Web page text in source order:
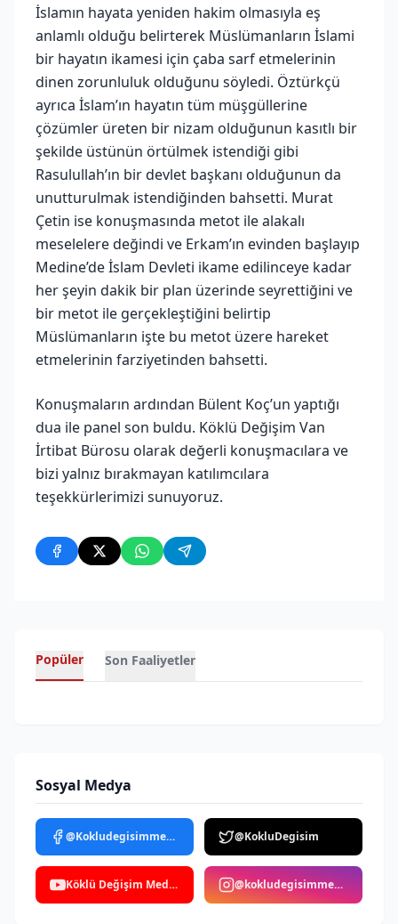
İslamın hayata yeniden hakim olmasıyla eş
anlamlı olduğu belirterek Müslümanların İslami
bir hayatın ikamesi için çaba sarf etmelerinin
dinen zorunluluk olduğunu söyledi. Öztürkçü
ayrıca İslam’ın hayatın tüm müşgüllerine
çözümler üreten bir nizam olduğunun kasıtlı bir
şekilde üstünün örtülmek istendiği gibi
Rasulullah’ın bir devlet başkanı olduğunun da
unutturulmak istendiğinden bahsetti. Murat
Çetin ise konuşmasında metot ile alakalı
meselelere değindi ve Erkam’ın evinden başlayıp
Medine’de İslam Devleti ikame edilinceye kadar
her şeyin dakik bir plan üzerinde seyrettiğini ve
bir metot ile gerçekleştiğini belirtip
Müslümanların işte bu metot üzere hareket
etmelerinin farziyetinden bahsetti.
Konuşmaların ardından Bülent Koç’un yaptığı
dua ile panel son buldu. Köklü Değişim Van
İrtibat Bürosu olarak değerli konuşmacılara ve
bizi yalnız bırakmayan katılımcılara
teşekkürlerimizi sunuyoruz.
Popüler Son Faaliyetler
Sosyal Medya
@Kokludegisimmedya @KokluDegisim
Köklü Değişim Medya @kokludegisimmedya